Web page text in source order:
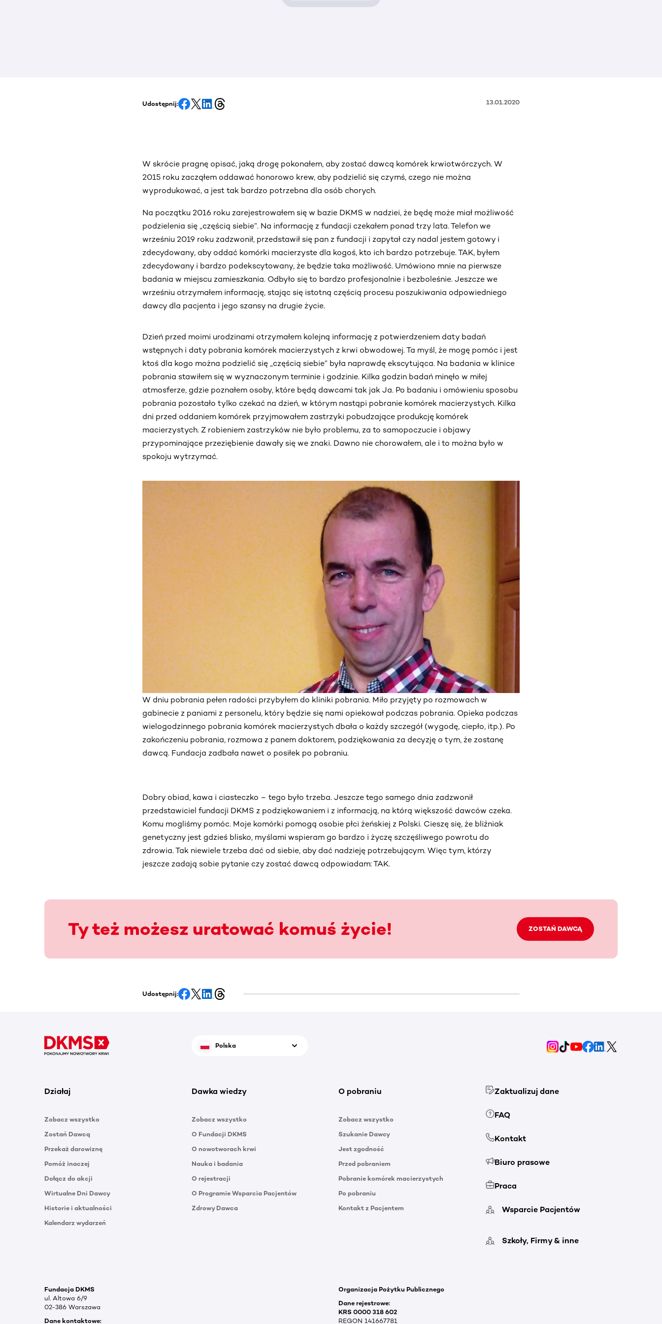
Udostępnij: 13.01.2020
W skrócie pragnę opisać, jaką drogę pokonałem, aby zostać dawcą komórek krwiotwórczych. W
2015 roku zacząłem oddawać honorowo krew, aby podzielić się czymś, czego nie można
wyprodukować, a jest tak bardzo potrzebna dla osób chorych.
Na początku 2016 roku zarejestrowałem się w bazie DKMS w nadziei, że będę może miał możliwość
podzielenia się „częścią siebie”. Na informację z fundacji czekałem ponad trzy lata. Telefon we
wrześniu 2019 roku zadzwonił, przedstawił się pan z fundacji i zapytał czy nadal jestem gotowy i
zdecydowany, aby oddać komórki macierzyste dla kogoś, kto ich bardzo potrzebuje. TAK, byłem
zdecydowany i bardzo podekscytowany, że będzie taka możliwość. Umówiono mnie na pierwsze
badania w miejscu zamieszkania. Odbyło się to bardzo profesjonalnie i bezboleśnie. Jeszcze we
wrześniu otrzymałem informację, stając się istotną częścią procesu poszukiwania odpowiedniego
dawcy dla pacjenta i jego szansy na drugie życie.
Dzień przed moimi urodzinami otrzymałem kolejną informację z potwierdzeniem daty badań
wstępnych i daty pobrania komórek macierzystych z krwi obwodowej. Ta myśl, że mogę pomóc i jest
ktoś dla kogo można podzielić się „częścią siebie” była naprawdę ekscytująca. Na badania w klinice
pobrania stawiłem się w wyznaczonym terminie i godzinie. Kilka godzin badań minęło w miłej
atmosferze, gdzie poznałem osoby, które będą dawcami tak jak Ja. Po badaniu i omówieniu sposobu
pobrania pozostało tylko czekać na dzień, w którym nastąpi pobranie komórek macierzystych. Kilka
dni przed oddaniem komórek przyjmowałem zastrzyki pobudzające produkcję komórek
macierzystych. Z robieniem zastrzyków nie było problemu, za to samopoczucie i objawy
przypominające przeziębienie dawały się we znaki. Dawno nie chorowałem, ale i to można było w
spokoju wytrzymać.
W dniu pobrania pełen radości przybyłem do kliniki pobrania. Miło przyjęty po rozmowach w
gabinecie z paniami z personelu, który będzie się nami opiekował podczas pobrania. Opieka podczas
wielogodzinnego pobrania komórek macierzystych dbała o każdy szczegół (wygodę, ciepło, itp.). Po
zakończeniu pobrania, rozmowa z panem doktorem, podziękowania za decyzję o tym, że zostanę
dawcą. Fundacja zadbała nawet o posiłek po pobraniu.
Dobry obiad, kawa i ciasteczko – tego było trzeba. Jeszcze tego samego dnia zadzwonił
przedstawiciel fundacji DKMS z podziękowaniem i z informacją, na którą większość dawców czeka.
Komu mogliśmy pomóc. Moje komórki pomogą osobie płci żeńskiej z Polski. Cieszę się, że bliźniak
genetyczny jest gdzieś blisko, myślami wspieram go bardzo i życzę szczęśliwego powrotu do
zdrowia. Tak niewiele trzeba dać od siebie, aby dać nadzieję potrzebującym. Więc tym, którzy
jeszcze zadają sobie pytanie czy zostać dawcą odpowiadam: TAK.
Ty też możesz uratować komuś życie! ZOSTAŃ DAWCĄ
Udostępnij:
Polska
Działaj
Zobacz wszystko
Zostań Dawcą
Przekaż darowiznę
Pomóż inaczej
Dołącz do akcji
Wirtualne Dni Dawcy
Historie i aktualności
Kalendarz wydarzeń
Dawka wiedzy
Zobacz wszystko
O Fundacji DKMS
O nowotworach krwi
Nauka i badania
O rejestracji
O Programie Wsparcia Pacjentów
Zdrowy Dawca
O pobraniu
Zobacz wszystko
Szukanie Dawcy
Jest zgodność
Przed pobraniem
Pobranie komórek macierzystych
Po pobraniu
Kontakt z Pacjentem
Zaktualizuj dane
FAQ
Kontakt
Biuro prasowe
Praca
Wsparcie Pacjentów
Szkoły, Firmy & inne
Fundacja DKMS
ul. Altowa 6/9
02-386 Warszawa
Dane kontaktowe:
Organizacja Pożytku Publicznego
Dane rejestrowe:
KRS 0000 318 602
REGON 141667781